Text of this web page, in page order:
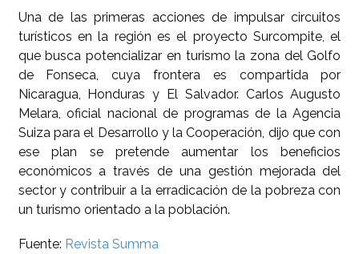
Una de las primeras acciones de impulsar circuitos
turísticos en la región es el proyecto Surcompite, el
que busca potencializar en turismo la zona del Golfo
de Fonseca, cuya frontera es compartida por
Nicaragua, Honduras y El Salvador. Carlos Augusto
Melara, oficial nacional de programas de la Agencia
Suiza para el Desarrollo y la Cooperación, dijo que con
ese plan se pretende aumentar los beneficios
económicos a través de una gestión mejorada del
sector y contribuir a la erradicación de la pobreza con
un turismo orientado a la población.
Fuente: Revista Summa